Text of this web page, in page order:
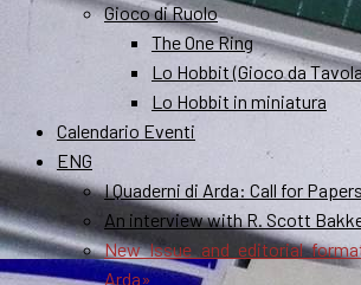
Gioco di Ruolo
The One Ring
Lo Hobbit (Gioco da
Lo Hobbit in miniatura
Calendario Eventi
ENG
I Quaderni di Arda: Call for
An interview with R. Scott
New Issue and editorial
Arda»